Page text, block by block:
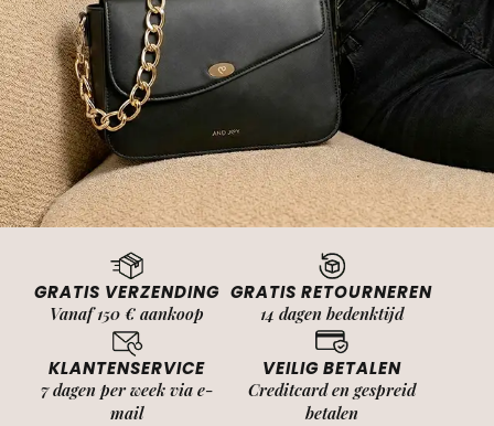
GRATIS VERZENDING
Vanaf 150 € aankoop
GRATIS RETOURNEREN
14 dagen bedenktijd
KLANTENSERVICE
7 dagen per week via e-
mail
VEILIG BETALEN
Creditcard en gespreid
betalen